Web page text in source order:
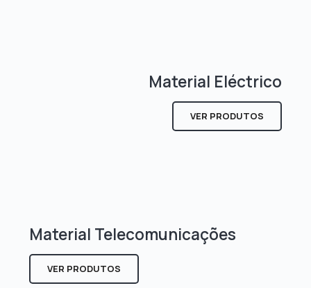
Material Eléctrico
VER PRODUTOS
Material Telecomunicações
VER PRODUTOS